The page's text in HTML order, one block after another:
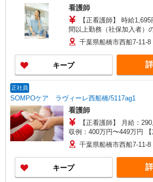
看護師
【正看護師】 時給1,695円〜
間以上勤務（社保加入者）
1,865円 【准看護師】 時給1,395円〜1,515円 ◎週
20時間以上勤務（社保加入
円〜1,565円 ※各種手当込 ※時給は経験により異
なる
千葉県船橋市西船7-11-8
キープ
正社員
SOMPOケア ラヴィーレ西船橋/5117ag1
看護師
【正看護師】 月給：
収例：400万円〜449万円 【准看護師】 月給：
264,800円〜300,100円 年収
【賞与】あり（年2回） ※月給は職務手当、働き
がい向上手当、日祝手当（
月平均的に支払われる手当を含み
経験により異なります。 ◎
千葉県船橋市西船7-11-8
キープ